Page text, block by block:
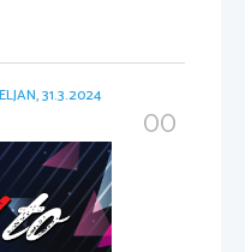
31.3.2024
00